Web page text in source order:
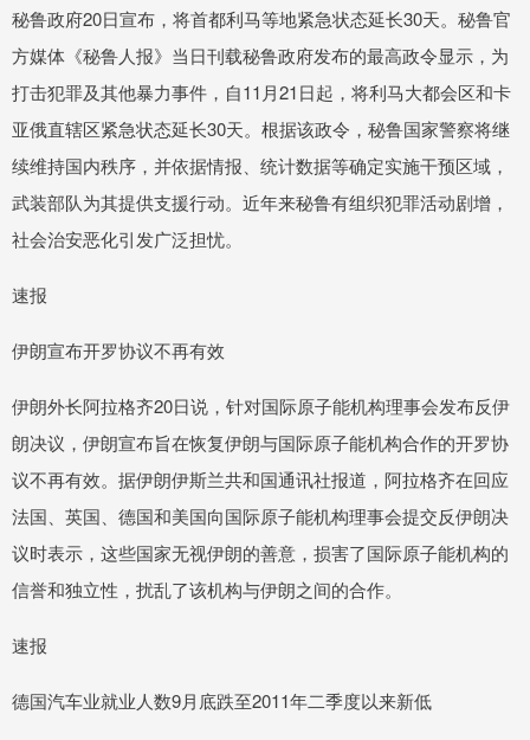
秘鲁政府20日宣布，将首都利马等地紧急状态延长30天。秘鲁官
方媒体《秘鲁人报》当日刊载秘鲁政府发布的最高政令显示，为
打击犯罪及其他暴力事件，自11月21日起，将利马大都会区和卡
亚俄直辖区紧急状态延长30天。根据该政令，秘鲁国家警察将继
续维持国内秩序，并依据情报、统计数据等确定实施干预区域，
武装部队为其提供支援行动。近年来秘鲁有组织犯罪活动剧增，
社会治安恶化引发广泛担忧。
速报
伊朗宣布开罗协议不再有效
伊朗外长阿拉格齐20日说，针对国际原子能机构理事会发布反伊
朗决议，伊朗宣布旨在恢复伊朗与国际原子能机构合作的开罗协
议不再有效。据伊朗伊斯兰共和国通讯社报道，阿拉格齐在回应
法国、英国、德国和美国向国际原子能机构理事会提交反伊朗决
议时表示，这些国家无视伊朗的善意，损害了国际原子能机构的
信誉和独立性，扰乱了该机构与伊朗之间的合作。
速报
德国汽车业就业人数9月底跌至2011年二季度以来新低